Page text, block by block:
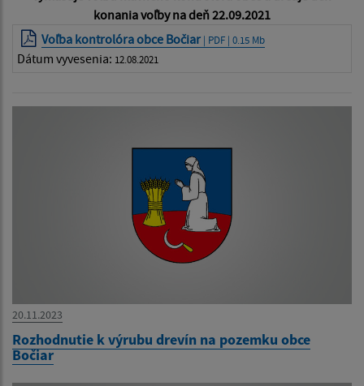
konania voľby na deň 22.09.2021
Voľba kontrolóra obce Bočiar | PDF | 0.15 Mb
Dátum vyvesenia: 12.08.2021
20.11.2023
Rozhodnutie k výrubu drevín na pozemku obce
Bočiar